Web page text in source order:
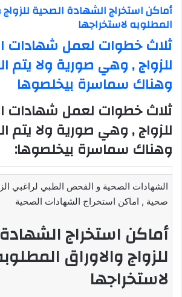
أماكن استخراج الشهادة الصحية للزواج
المطلوبه لاستخراجها
ثلاث خطوات لعمل شهادات
للزواج , وهي صورية ولا يتم
وهناك سماسرة بيخلصوها
ثلاث خطوات لعمل شهادات
للزواج , وهي صورية ولا يتم
وهناك سماسرة بيخلصوها:
الشهادات الصحية و الفحص الطبي لراغبي
صحية , اماكن استخراج الشهادات الصحية
أماكن استخراج
للزواج والاوراق
لاستخراجها